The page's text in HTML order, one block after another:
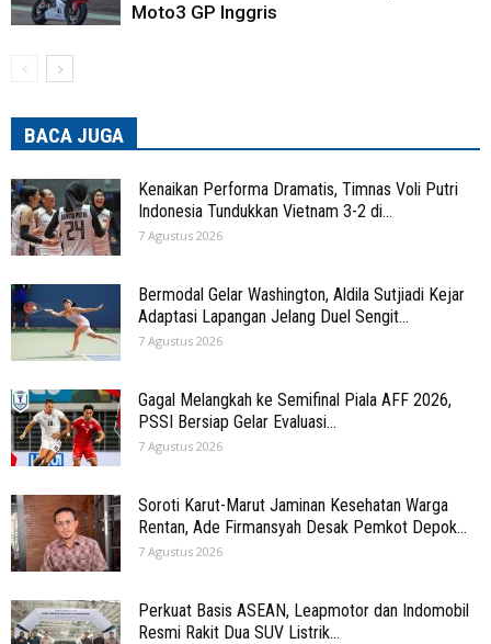
Moto3 GP Inggris
BACA JUGA
Kenaikan Performa Dramatis, Timnas Voli Putri
Indonesia Tundukkan Vietnam 3-2 di...
7 Agustus 2026
Bermodal Gelar Washington, Aldila Sutjiadi Kejar
Adaptasi Lapangan Jelang Duel Sengit...
7 Agustus 2026
Gagal Melangkah ke Semifinal Piala AFF 2026,
PSSI Bersiap Gelar Evaluasi...
7 Agustus 2026
Soroti Karut-Marut Jaminan Kesehatan Warga
Rentan, Ade Firmansyah Desak Pemkot Depok...
7 Agustus 2026
Perkuat Basis ASEAN, Leapmotor dan Indomobil
Resmi Rakit Dua SUV Listrik...